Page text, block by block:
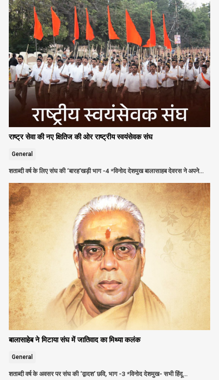
राष्ट्र सेवा की नए क्षितिज की ओर राष्ट्रीय स्वयंसेवक संघ
General
शताब्दी वर्ष के लिए संघ की ‘बारह’खड़ी भाग -4 *विनोद देशमुख बालासाहब देवरस ने अपने…
बालासाहेब ने मिटाया संघ में जातिवाद का मिथ्या कलंक
General
शताब्दी वर्ष के अवसर पर संघ की ‘द्वादश’ छवि, भाग -3 *विनोद देशमुख- सभी हिंदू…